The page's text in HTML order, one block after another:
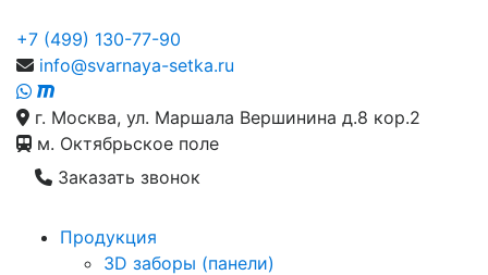
+7 (499) 130-77-90
info@svarnaya-setka.ru
г. Москва, ул. Маршала Вершинина д.8 кор.2
м. Октябрьское поле
Заказать звонок
Продукция
3D заборы (панели)